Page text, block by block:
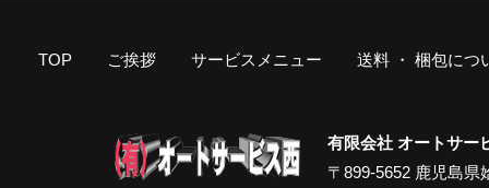
TOP ご挨拶 サービスメニュー 送料 ・ 梱包につ
有限会社 オートサー
〒899-5652 鹿児島